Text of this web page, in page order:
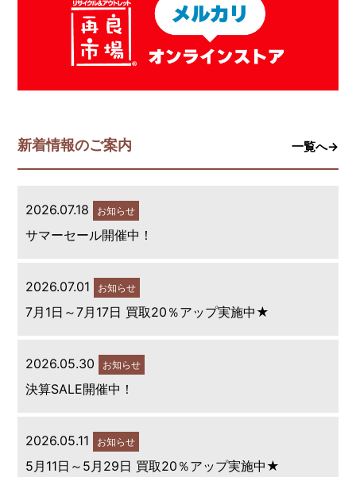
新着情報のご案内 一覧へ→
2026.07.18 お知らせ
サマーセール開催中！
2026.07.01 お知らせ
7月1日～7月17日 買取20％アップ実施中★
2026.05.30 お知らせ
決算SALE開催中！
2026.05.11 お知らせ
5月11日～5月29日 買取20％アップ実施中★